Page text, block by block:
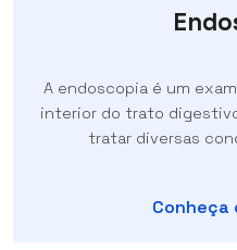
A endoscopia é um
interior do trato
tratar diversas
Conheça